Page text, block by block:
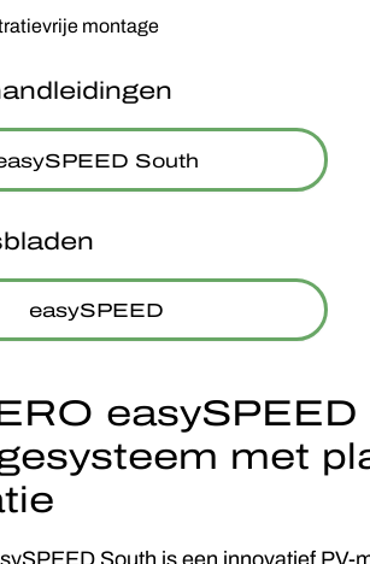
montage
South
easySPEED
met